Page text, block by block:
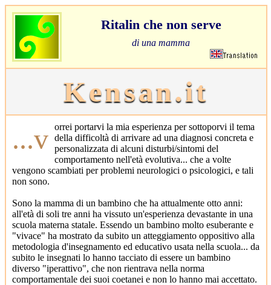
Ritalin che non serve
di una mamma
Kensan.it
...vorrei portarvi la mia esperienza per sottoporvi il tema della difficoltà di arrivare ad una diagnosi concreta e
personalizzata di alcuni disturbi/sintomi del
comportamento nell'età evolutiva... che a volte
vengono scambiati per problemi neurologici o psicologici, e tali
non sono.
Sono la mamma di un bambino che ha attualmente otto anni:
all'età di soli tre anni ha vissuto un'esperienza devastante in una
scuola materna statale. Essendo un bambino molto esuberante e
"vivace" ha mostrato da subito un atteggiamento oppositivo alla
metodologia d'insegnamento ed educativo usata nella scuola... da
subito le insegnati lo hanno tacciato di essere un bambino
diverso "iperattivo", che non rientrava nella norma
comportamentale dei suoi coetanei e non lo hanno mai accettato.